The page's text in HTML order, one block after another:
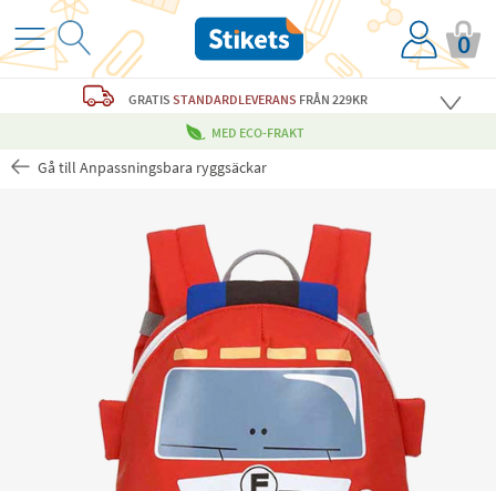
0
GRATIS STANDARDLEVERANS FRÅN 229KR
MED ECO-FRAKT
Gå till Anpassningsbara ryggsäckar